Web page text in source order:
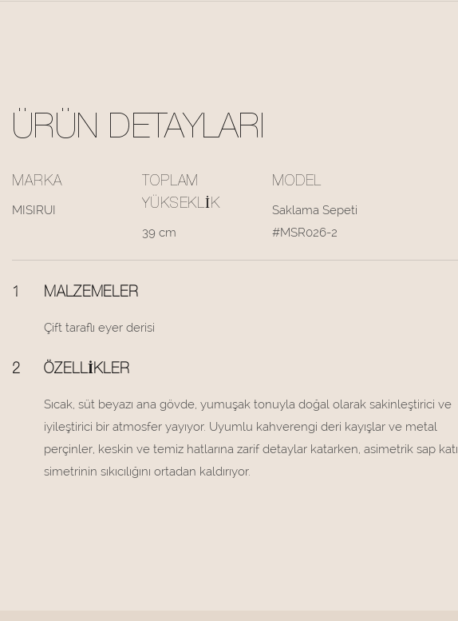
ÜRÜN DETAYLARI
MARKA
MISIRUI
TOPLAM
YÜKSEKLIK
39 cm
MODEL
Saklama Sepeti
#MSR026-2
1 MALZEMELER
Çift taraflı eyer derisi
2 ÖZELLIKLER
Sıcak, süt beyazı ana gövde, yumuşak tonuyla doğal olarak sakinleştirici ve
iyileştirici bir atmosfer yayıyor. Uyumlu kahverengi deri kayışlar ve metal
perçinler, keskin ve temiz hatlarına zarif detaylar katarken, asimetrik sap katı
simetrinin sıkıcılığını ortadan kaldırıyor.